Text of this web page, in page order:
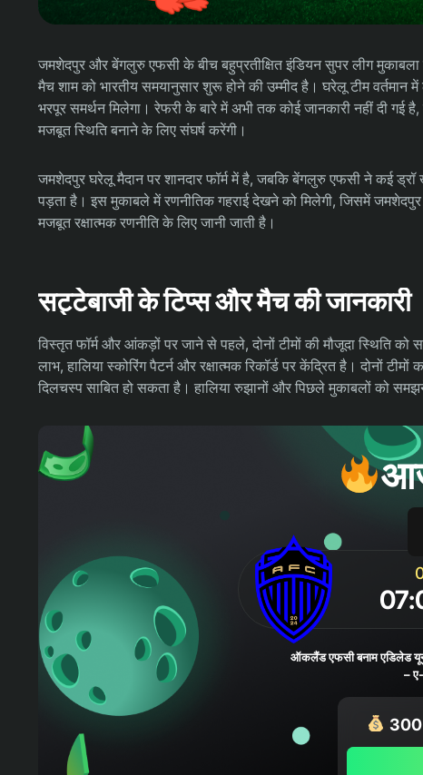
जमशेदपुर और बेंगलुरु एफसी के बीच बहुप्रतीक्षित इंडियन सुपर लीग
मैच शाम को भारतीय समयानुसार शुरू होने की उम्मीद है। घरेलू टीम
भरपूर समर्थन मिलेगा। रेफरी के बारे में अभी तक कोई जानकारी नहीं दी
मजबूत स्थिति बनाने के लिए संघर्ष करेंगी।
जमशेदपुर घरेलू मैदान पर शानदार फॉर्म में है, जबकि बेंगलुरु एफसी ने कई
पड़ता है। इस मुकाबले में रणनीतिक गहराई देखने को मिलेगी, जिसमें
मजबूत रक्षात्मक रणनीति के लिए जानी जाती है।
सट्टेबाजी के टिप्स और मैच की जानकारी
विस्तृत फॉर्म और आंकड़ों पर जाने से पहले, दोनों टीमों की मौजूदा
लाभ, हालिया स्कोरिंग पैटर्न और रक्षात्मक रिकॉर्ड पर केंद्रित है। दोनों
दिलचस्प साबित हो सकता है। हालिया रुझानों और पिछले मुकाबलों को
ऑकलैंड एफसी बनाम एडिलेड
–